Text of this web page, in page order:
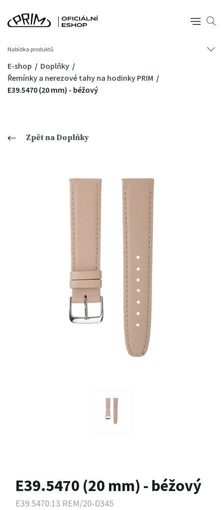
Nabídka produktů
E-shop
Doplňky
Řemínky a nerezové tahy na hodinky PRIM
E39.5470 (20 mm) - béžový
Zpět na Doplňky
E39.5470 (20 mm) - béžový
E39.5470.13.REM/20-D345